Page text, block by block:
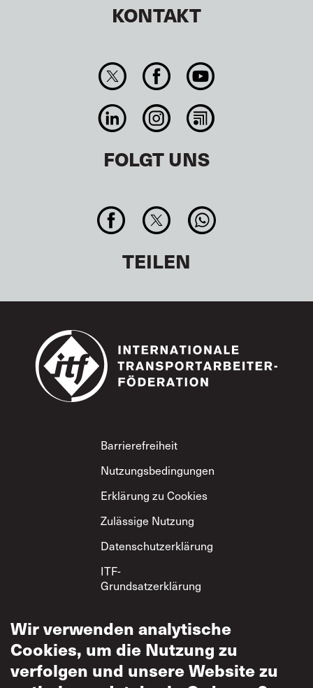
KONTAKT
FOLGT UNS
TEILEN
Footer
Barrierefreiheit
Nutzungsbedingungen
Erklärung zu Cookies
Zulässige Nutzung
Datenschutzerklärung
ITF-
Grundsatzerklärung
Wir verwenden analytische
Cookies, um die Nutzung zu
verfolgen und unsere Website zu